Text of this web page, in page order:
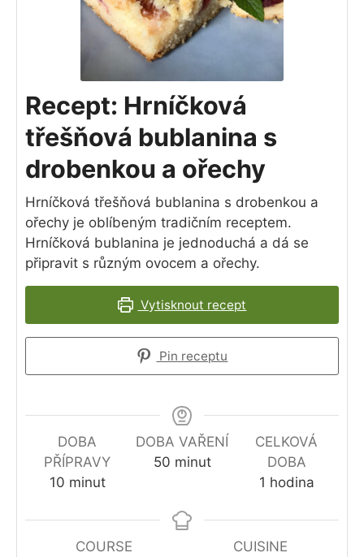
Recept: Hrníčková
třešňová bublanina s
drobenkou a ořechy
Hrníčková třešňová bublanina s drobenkou a
ořechy je oblíbeným tradičním receptem.
Hrníčková bublanina je jednoduchá a dá se
připravit s různým ovocem a ořechy.
Vytisknout recept
Pin receptu
DOBA
PŘÍPRAVY
10minutes
minut
DOBA VAŘENÍ
50minutes
minut
CELKOVÁ
DOBA
1 hour
hodina
COURSE
CUISINE